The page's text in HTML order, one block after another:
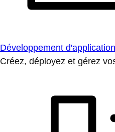
Développement
Créez, déployez et gérez